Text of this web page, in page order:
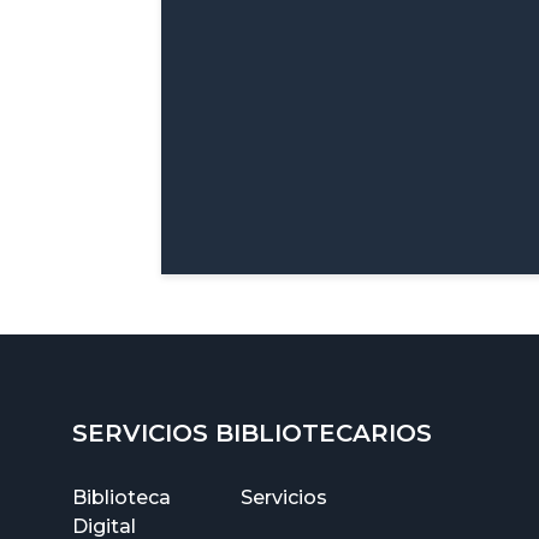
SERVICIOS BIBLIOTECARIOS
Biblioteca
Digital
Servicios